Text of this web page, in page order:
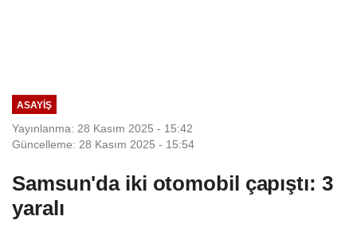
ASAYIŞ
Yayınlanma: 28 Kasım 2025 - 15:42
Güncelleme: 28 Kasım 2025 - 15:54
Samsun'da iki otomobil çapıştı: 3
yaralı